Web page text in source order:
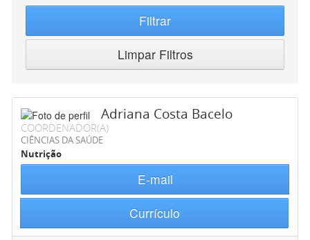
Filtrar
Limpar Filtros
Adriana Costa Bacelo
COORDENADOR(A)
CIÊNCIAS DA SAÚDE
Nutrição
E-mail
Currículo